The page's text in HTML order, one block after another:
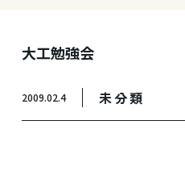
大工勉強会
2009.02.4 未分類